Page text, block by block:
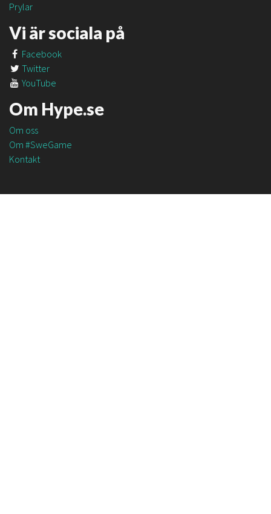
Prylar
Vi är sociala på
Facebook
Twitter
YouTube
Om Hype.se
Om oss
Om #SweGame
Kontakt